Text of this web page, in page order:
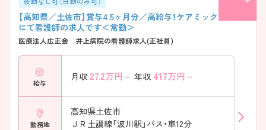
【高知県／土佐市】賞与4.5ヶ月分／高給与！ケアミックス病院
にて看護師の求人です＜常勤＞
医療法人広正会 井上病院の看護師求人(正社員)
給与
月収 27.2万円～ 年収 417万円～
勤務地
高知県土佐市
ＪＲ土讃線「波川駅」バス・車12分